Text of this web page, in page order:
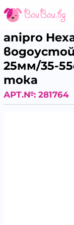
anipro
25мм/35-
тока
АРТ.№: 281764